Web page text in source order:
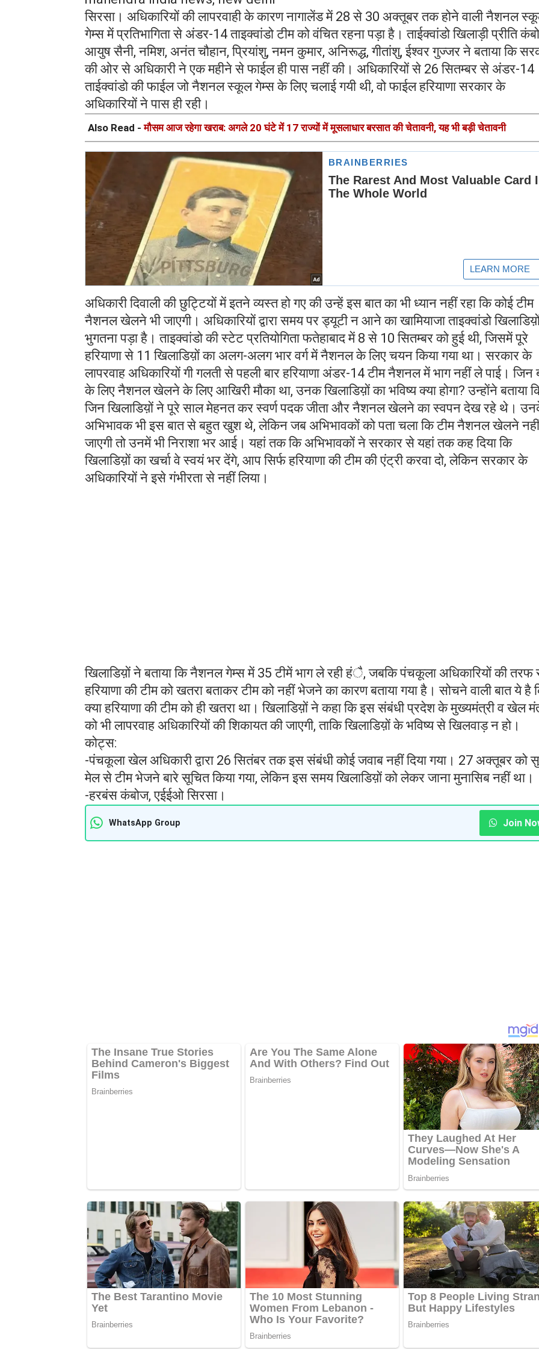
सिरसा। अधिकारियों की लापरवाही के कारण नागालेंड में 28 से 30 अक्तूबर तक होने वाली नैशनल
गेम्स में प्रतिभागिता से अंडर-14 ताइक्वांडो टीम को वंचित रहना पड़ा है। ताईक्वांडो खिलाड़ी प्रीति
आयुष सैनी, नमिश, अनंत चौहान, प्रियांशु, नमन कुमार, अनिरूद्ध, गीतांशु, ईश्वर गुज्जर ने बताया कि
की ओर से अधिकारी ने एक महीने से फाईल ही पास नहीं की। अधिकारियों से 26 सितम्बर से अंडर-14
ताईक्वांडो की फाईल जो नैशनल स्कूल गेम्स के लिए चलाई गयी थी, वो फाईल हरियाणा सरकार के
अधिकारियों ने पास ही रही।
Also Read -मौसम आज रहेगा खराब: अगले 20 घंटे में 17 राज्यों में मूसलाधार बरसात की चेतावनी, यह भी बड़ी चेतावनी
अधिकारी दिवाली की छुट्टियों में इतने व्यस्त हो गए की उन्हें इस बात का भी ध्यान नहीं रहा कि कोई टीम
नैशनल खेलने भी जाएगी। अधिकारियों द्वारा समय पर ड्यूटी न आने का खामियाजा ताइक्वांडो
भुगतना पड़ा है। ताइक्वांडो की स्टेट प्रतियोगिता फतेहाबाद में 8 से 10 सितम्बर को हुई थी, जिसमें पूरे
हरियाणा से 11 खिलाडिय़ों का अलग-अलग भार वर्ग में नैशनल के लिए चयन किया गया था। सरकार के
लापरवाह अधिकारियों गी गलती से पहली बार हरियाणा अंडर-14 टीम नैशनल में भाग नहीं ले पाई। जिन
के लिए नैशनल खेलने के लिए आखिरी मौका था, उनक खिलाडिय़ों का भविष्य क्या होगा? उन्होंने बताया
जिन खिलाडिय़ों ने पूरे साल मेहनत कर स्वर्ण पदक जीता और नैशनल खेलने का स्वपन देख रहे थे।
अभिभावक भी इस बात से बहुत खुश थे, लेकिन जब अभिभावकों को पता चला कि टीम नैशनल खेलने नहीं
जाएगी तो उनमें भी निराशा भर आई। यहां तक कि अभिभावकों ने सरकार से यहां तक कह दिया कि
खिलाडिय़ों का खर्चा वे स्वयं भर देंगे, आप सिर्फ हरियाणा की टीम की एंट्री करवा दो, लेकिन सरकार के
अधिकारियों ने इसे गंभीरता से नहीं लिया।
खिलाडिय़ों ने बताया कि नैशनल गेम्स में 35 टीमें भाग ले रही हंै, जबकि पंचकूला अधिकारियों की तरफ
हरियाणा की टीम को खतरा बताकर टीम को नहीं भेजने का कारण बताया गया है। सोचने वाली बात ये है
क्या हरियाणा की टीम को ही खतरा था। खिलाडिय़ों ने कहा कि इस संबंधी प्रदेश के मुख्यमंत्री व खेल
को भी लापरवाह अधिकारियों की शिकायत की जाएगी, ताकि खिलाडिय़ों के भविष्य से खिलवाड़ न हो।
कोट्स:
-पंचकूला खेल अधिकारी द्वारा 26 सितंबर तक इस संबंधी कोई जवाब नहीं दिया गया। 27 अक्तूबर को
मेल से टीम भेजने बारे सूचित किया गया, लेकिन इस समय खिलाडिय़ों को लेकर जाना मुनासिब नहीं था।
-हरबंस कंबोज, एईईओ सिरसा।
WhatsApp Group Join